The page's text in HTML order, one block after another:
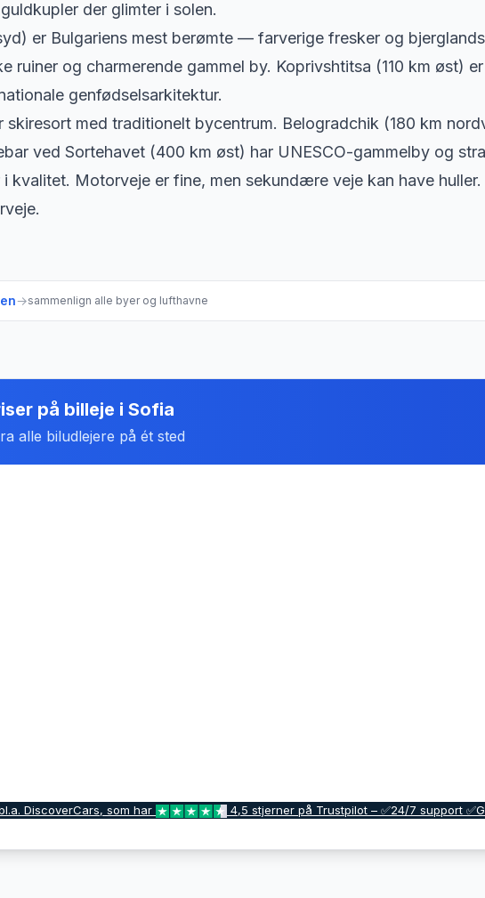
der glimter i solen.
er Bulgariens mest berømte — farverige fresker og
ruiner og charmerende gammel by. Koprivshtitsa (110 km øst)
genfødselsarkitektur.
skiresort med traditionelt bycentrum. Belogradchik (180 km
ved Sortehavet (400 km øst) har UNESCO-gammelby og
i kvalitet. Motorveje er fine, men sekundære veje kan have
→sammenlign alle byer og lufthavne
på billeje i Sofia
alle biludlejere på ét sted
DiscoverCars, som har 4,5 stjerner på Trustpilot – ✅24/7 support